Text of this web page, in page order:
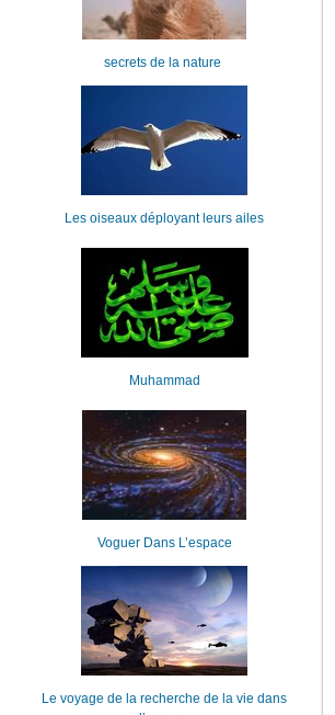
secrets de la nature
Les oiseaux déployant leurs ailes
Muhammad
Voguer Dans L’espace
Le voyage de la recherche de la vie dans